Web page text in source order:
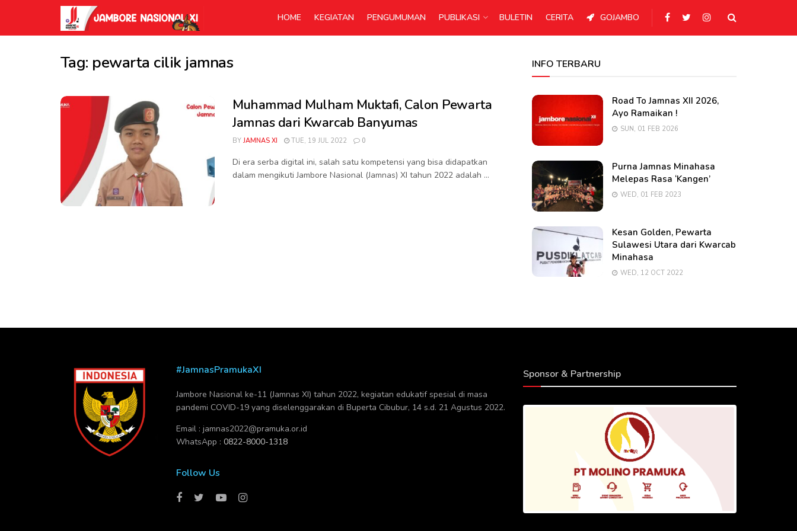
HOME KEGIATAN PENGUMUMAN PUBLIKASI BULETIN CERITA GOJAMBO
Tag: pewarta cilik jamnas
Muhammad Mulham Muktafi, Calon Pewarta
Jamnas dari Kwarcab Banyumas
BY JAMNAS XI TUE, 19 JUL 2022 0
Di era serba digital ini, salah satu kompetensi yang bisa didapatkan
dalam mengikuti Jambore Nasional (Jamnas) XI tahun 2022 adalah ...
INFO TERBARU
Road To Jamnas XII 2026,
Ayo Ramaikan !
SUN, 01 FEB 2026
Purna Jamnas Minahasa
Melepas Rasa ‘Kangen’
WED, 01 FEB 2023
Kesan Golden, Pewarta
Sulawesi Utara dari Kwarcab
Minahasa
WED, 12 OCT 2022
#JamnasPramukaXI
Jambore Nasional ke-11 (Jamnas XI) tahun 2022, kegiatan edukatif spesial di masa
pandemi COVID-19 yang diselenggarakan di Buperta Cibubur, 14 s.d. 21 Agustus 2022.
Email : jamnas2022@pramuka.or.id
WhatsApp : 0822-8000-1318
Follow Us
Sponsor & Partnership